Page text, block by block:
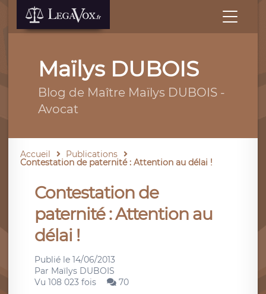
Maïlys DUBOIS
Blog de Maître Maïlys DUBOIS -
Avocat
Accueil Publications
Contestation de paternité : Attention au délai !
Contestation de
paternité : Attention au
délai !
Publié le 14/06/2013
Par Maïlys DUBOIS
Vu 108 023 fois
70